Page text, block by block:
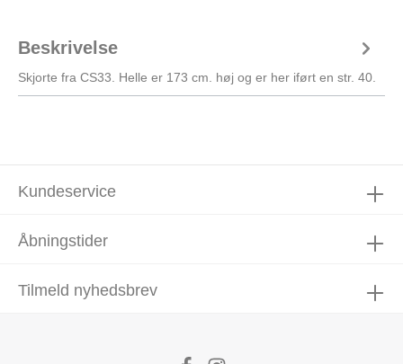
Beskrivelse
Skjorte fra CS33. Helle er 173 cm. høj og er her iført en str. 40.
Tilmeld nyhedsbrev
Åbningstider
Kundeservice